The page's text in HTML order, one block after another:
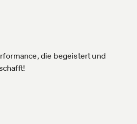
die begeistert und